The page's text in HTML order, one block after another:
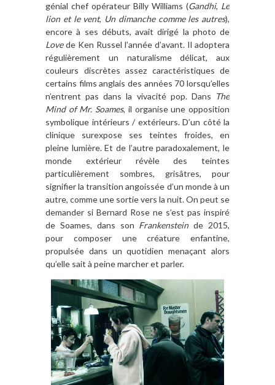
génial chef opérateur Billy Williams (Gandhi, Le
lion et le vent, Un dimanche comme les autres),
encore à ses débuts, avait dirigé la photo de
Lovede Ken Russel l’année d’avant. Il adoptera
régulièrement un naturalisme délicat, aux
couleurs discrètes assez caractéristiques de
certains films anglais des années 70 lorsqu’elles
n’entrent pas dans la vivacité pop. Dans The
Mind of Mr. Soames, il organise une opposition
symbolique intérieurs / extérieurs. D’un côté la
clinique surexpose ses teintes froides, en
pleine lumière. Et de l’autre paradoxalement, le
monde extérieur révèle des teintes
particulièrement sombres, grisâtres, pour
signifier la transition angoissée d’un monde à un
autre, comme une sortie vers la nuit. On peut se
demander si Bernard Rose ne s’est pas inspiré
de Soames, dans son Frankensteinde 2015,
pour composer une créature enfantine,
propulsée dans un quotidien menaçant alors
qu’elle sait à peine marcher et parler.